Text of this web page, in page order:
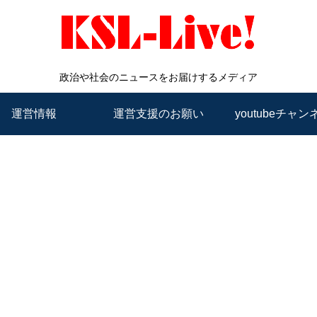
政治や社会のニュースをお届けするメディア
運営情報 運営支援のお願い youtubeチャン